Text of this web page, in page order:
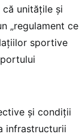
că unităţile şi
„regulament ce
sportive
şi condiţii
infrastructurii